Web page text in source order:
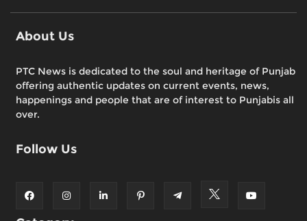
About Us
PTC News is dedicated to the soul and heritage of Punjab
offering authentic updates on current events, news,
happenings and people that are of interest to Punjabis all
over.
Follow Us